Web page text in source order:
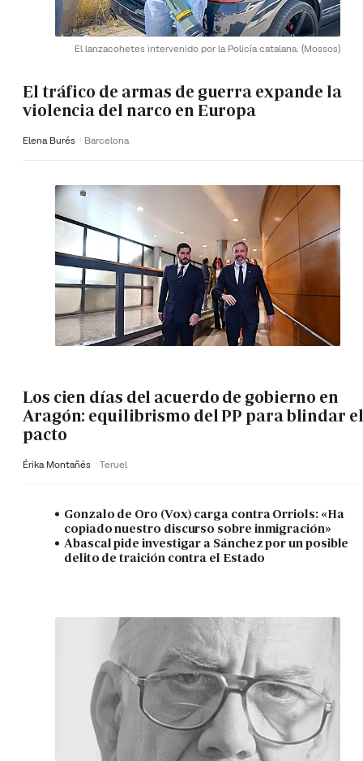
El lanzacohetes intervenido por la Policía catalana. (Mossos)
El tráfico de armas de guerra expande la
violencia del narco en Europa
Elena Burés Barcelona
Los cien días del acuerdo de gobierno en
Aragón: equilibrismo del PP para blindar el
pacto
Érika Montañés Teruel
Gonzalo de Oro (Vox) carga contra Orriols: «Ha
copiado nuestro discurso sobre inmigración»
Abascal pide investigar a Sánchez por un posible
delito de traición contra el Estado